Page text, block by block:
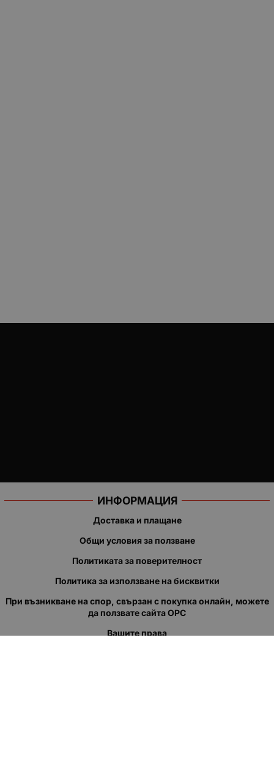
ИНФОРМАЦИЯ
Доставка и плащане
Общи условия за ползване
Политиката за поверителност
Политика за използване на бисквитки
При възникване на спор, свързан с покупка онлайн, можете
да ползвате сайта ОРС
Вашите права